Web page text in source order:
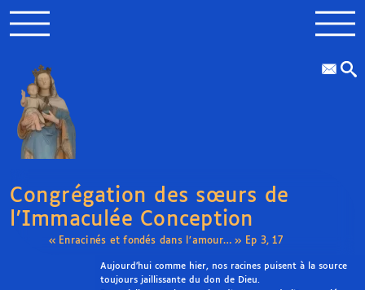
Congrégation des sœurs de
l’Immaculée Conception
« Enracinés et fondés dans l’amour… » Ep 3, 17
Aujourd’hui comme hier, nos racines puisent à la source
toujours jaillissante du don de Dieu.